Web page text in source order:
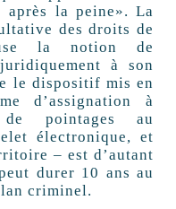
après la peine». La
des droits de
la notion de
à son
le dispositif mis en
d’assignation à
pointages au
électronique, et
– est d’autant
durer 10 ans au
criminel.